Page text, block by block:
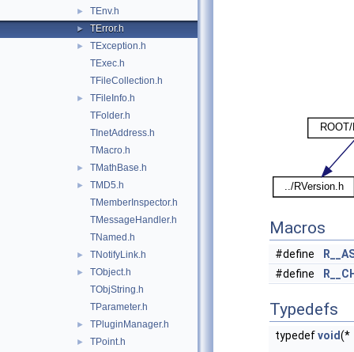
► TEnv.h
► TError.h
►
TException.h
TExec.h
TFileCollection.h
►
TFileInfo.h
TFolder.h
TInetAddress.h
TMacro.h
► TMathBase.h
►
TMD5.h
TMemberInspector.h
TMessageHandler.h
TNamed.h
► TNotifyLink.h
►
TObject.h
TObjString.h
TParameter.h
► TPluginManager.h
► TPoint.h
Macros
#define
#define
Typedefs
typedefvoid(*